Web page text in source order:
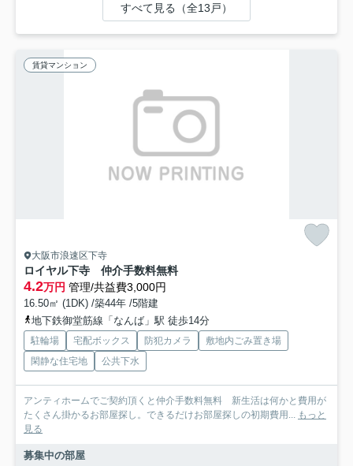
すべて見る（全13戸）
賃貸マンション
大阪市浪速区下寺
ロイヤル下寺 仲介手数料無料
4.2万円 管理/共益費3,000円
16.50㎡ (1DK) /築44年 /5階建
地下鉄御堂筋線「なんば」駅 徒歩14分
駐輪場 宅配ボックス 防犯カメラ
敷地内ごみ置き場
閑静な住宅地
公共下水
アンティホームでご契約頂くと仲介手数料無料 新生活は何かと費用が
たくさん掛かるお部屋探し。できるだけお部屋探しの初期費用... もっと
見る
募集中の部屋